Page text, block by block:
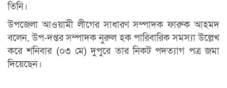
তিনি।
উপজেলা আওয়ামী লীগের সাধারণ সম্পাদক ফারুক আহমদ
বলেন, উপ-দপ্তর সম্পাদক নুরুল হক পারিবারিক সমস্যা উল্লেখ
করে শনিবার (০৩ মে) দুপুরে তার নিকট পদত্যাগ পত্র জমা
দিয়েছেন।